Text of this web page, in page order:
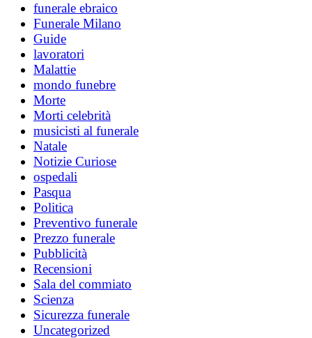
funerale ebraico
Funerale Milano
Guide
lavoratori
Malattie
mondo funebre
Morte
Morti celebrità
musicisti al funerale
Natale
Notizie Curiose
ospedali
Pasqua
Politica
Preventivo funerale
Prezzo funerale
Pubblicità
Recensioni
Sala del commiato
Scienza
Sicurezza funerale
Uncategorized